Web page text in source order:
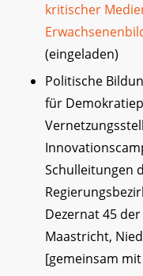
kritischer
(eingeladen)
Politische
für
Schulleitungen
Dezernat 45
Maastricht,
[gemeinsam